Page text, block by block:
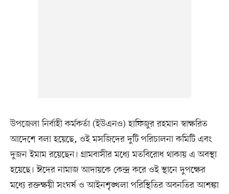
উপজেলা নির্বাহী কর্মকর্তা (ইউএনও) হাফিজুর রহমান স্বাক্ষরিত
আদেশে বলা হয়েছে, ওই মসজিদের দুটি পরিচালনা কমিটি এবং
দুজন ইমাম রয়েছেন। গ্রামবাসীর মধ্যে মতবিরোধ থাকায় এ অবস্থা
হয়েছে। ঈদের নামাজ আদায়কে কেন্দ্র করে ওই স্থানে দুপক্ষের
মধ্যে রক্তক্ষয়ী সংঘর্ষ ও আইনশৃঙ্খলা পরিস্থিতির অবনতির আশঙ্কা